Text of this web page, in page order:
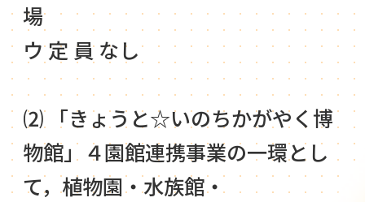
場
ウ 定 員 なし
⑵ 「きょうと☆いのちかがやく博
物館」４園館連携事業の一環とし
て，植物園・水族館・